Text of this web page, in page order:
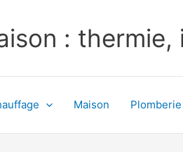
:
Maison Plomberie